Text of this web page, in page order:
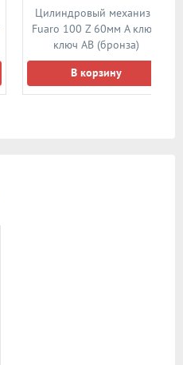
Цилиндровый механизм
Fuaro 100 Z 60мм A ключ/
ключ AB (бронза)
В корзину